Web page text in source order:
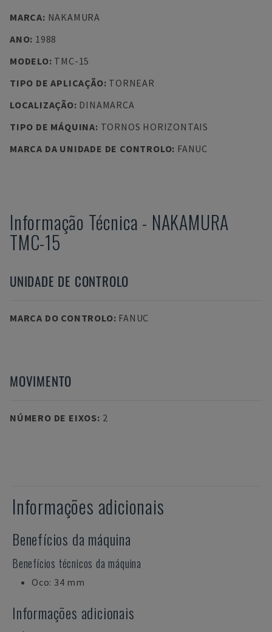
MARCA: NAKAMURA
ANO: 1988
MODELO: TMC-15
TIPO DE APLICAÇÃO: TORNEAR
LOCALIZAÇÃO: DINAMARCA
TIPO DE MÁQUINA: TORNOS HORIZONTAIS
MARCA DA UNIDADE DE CONTROLO: FANUC
Informação Técnica - NAKAMURA
TMC-15
UNIDADE DE CONTROLO
MARCA DO CONTROLO: FANUC
MOVIMENTO
NÚMERO DE EIXOS: 2
Informações adicionais
Benefícios da máquina
Benefícios técnicos da máquina
Oco: 34 mm
Informações adicionais